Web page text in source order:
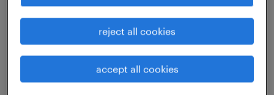
reject all cookies
accept all cookies